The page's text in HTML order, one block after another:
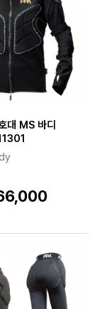
대 MS 바디